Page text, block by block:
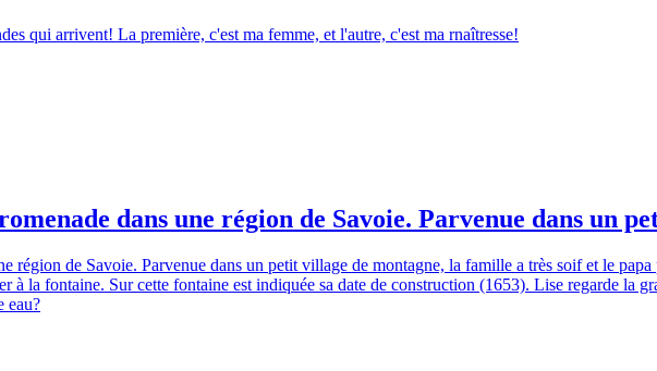
qui arrivent! La première, c'est ma femme, et l'autre, c'est ma rnaîtresse!
dans une région de Savoie. Parvenue dans un
région de Savoie. Parvenue dans un petit village de montagne, la famille a très soif et le papa
à la fontaine. Sur cette fontaine est indiquée sa date de construction (1653). Lise regarde la
eau?